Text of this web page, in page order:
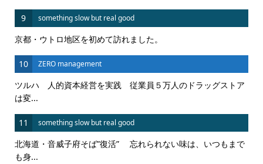
9 something slow but real good
京都・ウトロ地区を初めて訪れました。
10 ZERO management
ツルハ 人的資本経営を実践 従業員５万人のドラッグストア
は変...
11 something slow but real good
北海道・音威子府そば”復活” 忘れられない味は、いつもまで
も身...